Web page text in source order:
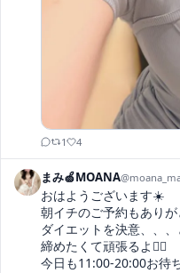
1 4
まみ🍏MOANA@
おはようございます☀️
朝イチのご予約もあり
ダイエットを決意、、
締めたくて頑張るよ✊🏻
今日も11:00-20:00お待